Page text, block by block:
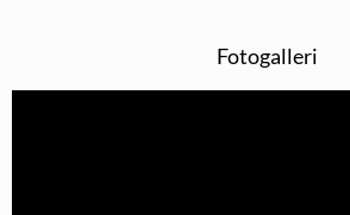
Fotogalleri